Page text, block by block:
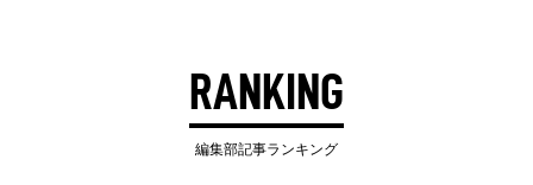
RANKING
編集部記事ランキング